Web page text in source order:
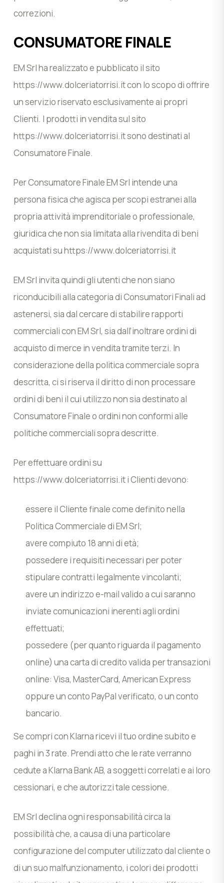
correzioni.
CONSUMATORE FINALE
EM Srl ha realizzato e pubblicato il sito
https://www.dolceriatorrisi.it con lo scopo di offrire
un servizio riservato esclusivamente ai propri
Clienti. I prodotti in vendita sul sito
https://www.dolceriatorrisi.it sono destinati al
Consumatore Finale.
Per Consumatore Finale EM Srl intende una
persona fisica che agisca per scopi estranei alla
propria attività imprenditoriale o professionale,
giuridica che non sia limitata alla rivendita di beni
acquistati su https://www.dolceriatorrisi.it
EM Srl invita quindi gli utenti che non siano
riconducibili alla categoria di Consumatori Finali ad
astenersi, sia dal cercare di stabilire rapporti
commerciali con EM Srl, sia dall’inoltrare ordini di
acquisto di merce in vendita tramite terzi. In
considerazione della politica commerciale sopra
descritta, ci si riserva il diritto di non processare
ordini di beni il cui utilizzo non sia destinato al
Consumatore Finale o ordini non conformi alle
politiche commerciali sopra descritte.
Per effettuare ordini su
https://www.dolceriatorrisi.it i Clienti devono:
essere il Cliente finale come definito nella
Politica Commerciale di EM Srl;
avere compiuto 18 anni di età;
possedere i requisiti necessari per poter
stipulare contratti legalmente vincolanti;
avere un indirizzo e-mail valido a cui saranno
inviate comunicazioni inerenti agli ordini
effettuati;
possedere (per quanto riguarda il pagamento
online) una carta di credito valida per transazioni
online: Visa, MasterCard, American Express
oppure un conto PayPal verificato, o un conto
bancario.
Se compri con Klarna ricevi il tuo ordine subito e
paghi in 3 rate. Prendi atto che le rate verranno
cedute a Klarna Bank AB, a soggetti correlati e ai loro
cessionari, e che autorizzi tale cessione.
EM Srl declina ogni responsabilità circa la
possibilità che, a causa di una particolare
configurazione del computer utilizzato dal cliente o
di un suo malfunzionamento, i colori dei prodotti